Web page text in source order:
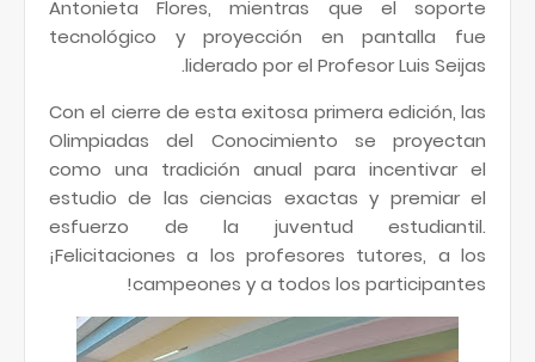
Antonieta Flores, mientras que el soporte
tecnológico y proyección en pantalla fue
liderado por el Profesor Luis Seijas.
Con el cierre de esta exitosa primera edición, las
Olimpiadas del Conocimiento se proyectan
como una tradición anual para incentivar el
estudio de las ciencias exactas y premiar el
esfuerzo de la juventud estudiantil.
¡Felicitaciones a los profesores tutores, a los
campeones y a todos los participantes!